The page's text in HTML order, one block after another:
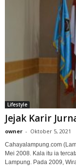
Lifestyle
Jejak Karir
owner - Oktober 5, 2021
Cahayalampung.com
Mei 2008. Kala itu ia
Lampung. Pada 2009,